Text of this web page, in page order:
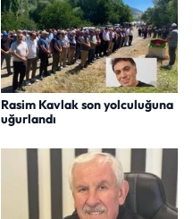
Rasim Kavlak son yolculuğuna
uğurlandı